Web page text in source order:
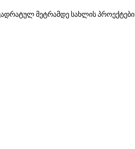
მეტრამდე სახლის პროექტები